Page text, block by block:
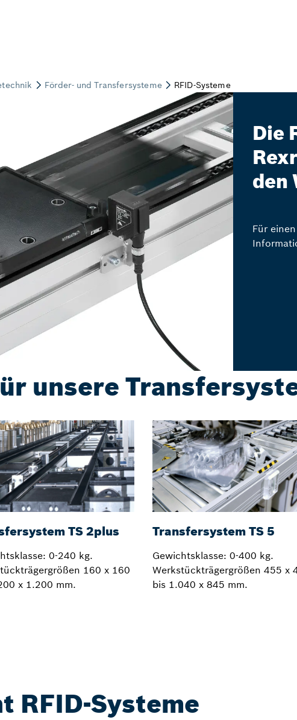
Die
den
Für
unsere
TS 2plus
0-240 kg.
160 x 160
x 1.200 mm.
Transfersystem TS 5
Gewichtsklasse: 0-400 kg.
Werkstückträgergrößen 455 x
bis 1.040 x 845 mm.
RFID-Systeme